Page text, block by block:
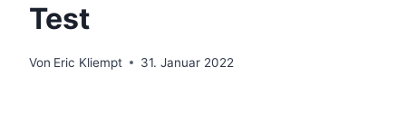
Test
Von Eric Kliempt 31. Januar 2022